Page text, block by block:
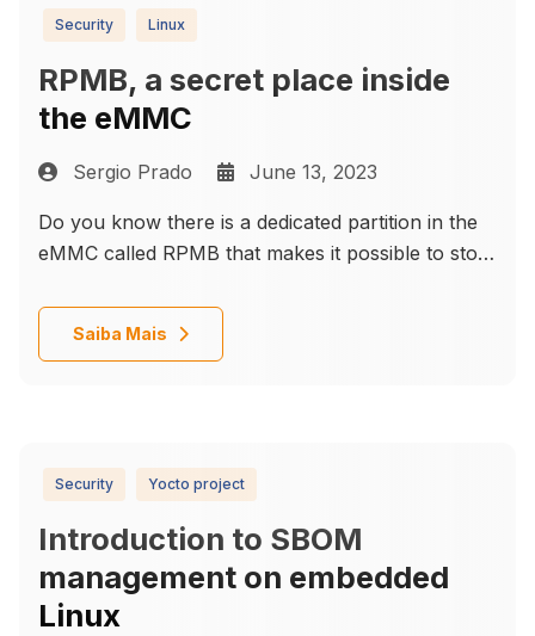
Security Linux
RPMB, a secret place inside
the eMMC
Sergio Prado June 13, 2023
Do you know there is a dedicated partition in the
eMMC called RPMB that makes it possible to store
Saiba Mais Details
Security Yocto project
Introduction to SBOM
management on embedded
Linux